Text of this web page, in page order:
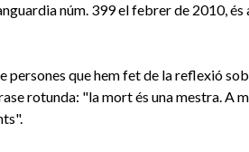
núm. 399 el febrer de 2010, és
persones que hem fet de la reflexió
rotunda: "la mort és una mestra. A